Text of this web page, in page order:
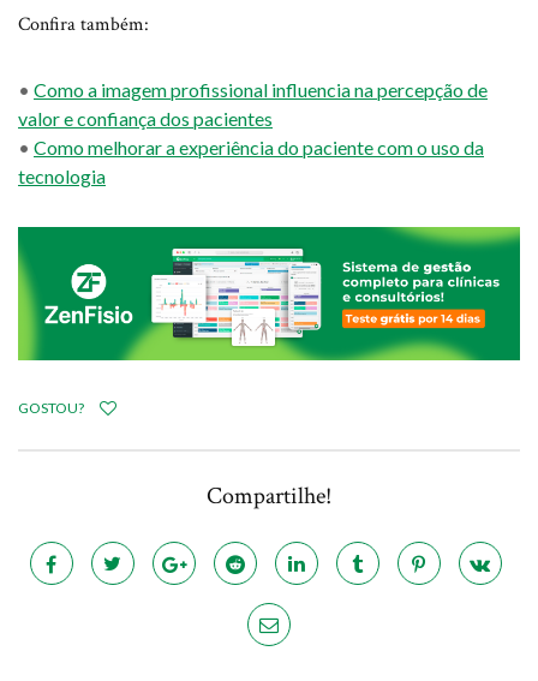
Confira também:
• Como a imagem profissional influencia na percepção de
valor e confiança dos pacientes
• Como melhorar a experiência do paciente com o uso da
tecnologia
GOSTOU?
Compartilhe!